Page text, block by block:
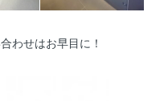
わせはお早目に！